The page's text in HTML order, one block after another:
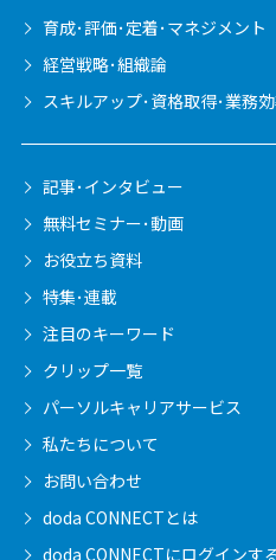
育成･評価･定着･マネジメント
経営戦略･組織論
スキルアップ･資格取得･業務
記事･インタビュー
無料セミナー･動画
お役立ち資料
特集･連載
注目のキーワード
クリップ一覧
パーソルキャリアサービス
私たちについて
お問い合わせ
doda CONNECTとは
doda CONNECTにログインす